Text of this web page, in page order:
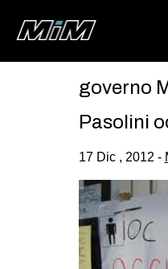
GAZA
CSOA
governo
Pasolini
17 Dic , 2012 -